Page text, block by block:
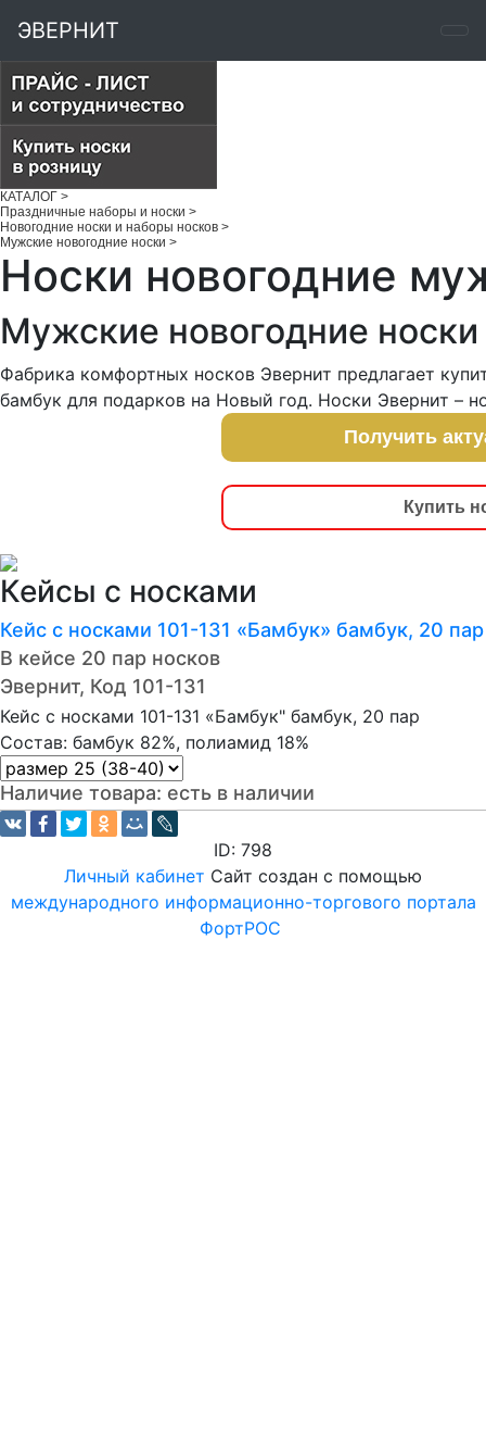
ЭВЕРНИТ
КАТАЛОГ >
Праздничные наборы и носки >
Новогодние носки и наборы носков >
Мужские новогодние носки >
Носки новогодние
Мужские новогодние
Фабрика комфортных носков Эвернит предлагает
бамбук для подарков на Новый год. Носки Эвернит –
Получить
Купить
Кейсы с носками
Кейс с носками 101-131 «Бамбук» бамбук, 20 пар
В кейсе 20 пар носков
Эвернит, Код 101-131
Кейс с носками 101-131 «Бамбук" бамбук, 20 пар
Состав: бамбук 82%, полиамид 18%
Наличие товара: есть в наличии
ID: 798
Личный кабинет Сайт создан с помощью
международного информационно-торгового портала
ФортРОС